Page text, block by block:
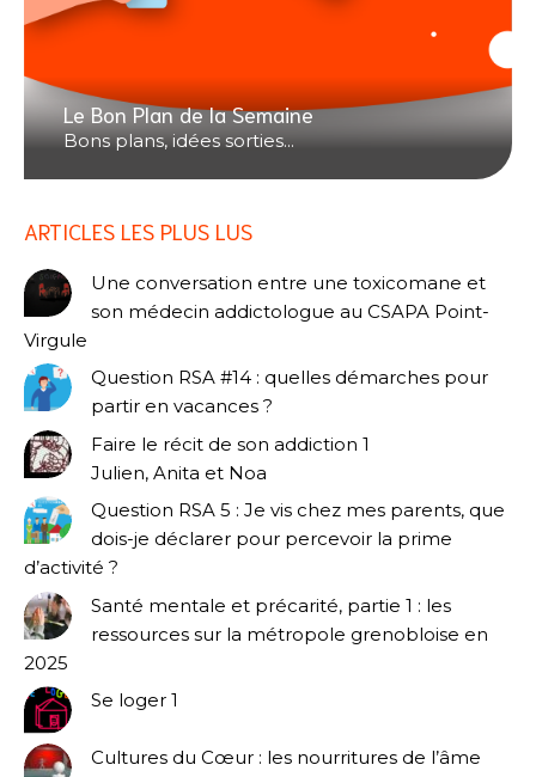
Le Bon Plan de la Semaine
Bons plans, idées sorties...
ARTICLES LES PLUS LUS
Une conversation entre une toxicomane et
son médecin addictologue au CSAPA Point-
Virgule
Question RSA #14 : quelles démarches pour
partir en vacances ?
Faire le récit de son addiction 1
Julien, Anita et Noa
Question RSA 5 : Je vis chez mes parents, que
dois-je déclarer pour percevoir la prime
d’activité ?
Santé mentale et précarité, partie 1 : les
ressources sur la métropole grenobloise en
2025
Se loger 1
Cultures du Cœur : les nourritures de l’âme